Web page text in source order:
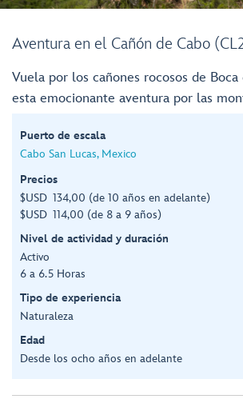
Aventura en el Cañón de Cabo
Vuela por los cañones rocosos de
esta emocionante aventura por las
Puerto de escala
Cabo San Lucas, Mexico
Precios
$USD 134,00 (de 10 años en adelante)
$USD 114,00 (de 8 a 9 años)
Nivel de actividad y duración
Activo
6 a 6.5 Horas
Tipo de experiencia
Naturaleza
Edad
Desde los ocho años en adelante